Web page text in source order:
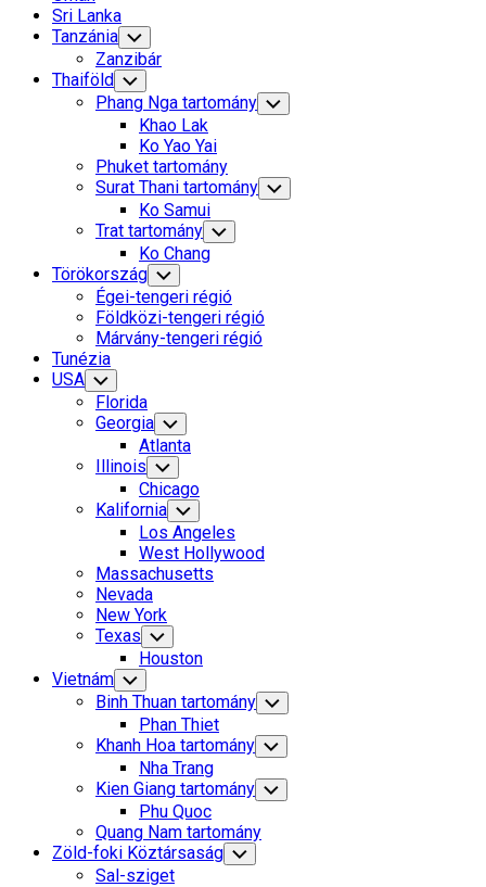
Sri Lanka
Tanzánia Toggle
Child
Menu
Zanzibár
Thaiföld Toggle
Child
Menu
Phang Nga tartomány Toggle
Child
Khao Lak
Ko Yao Yai
Phuket tartomány
Surat Thani tartomány Toggle
Child
Ko Samui
Trat tartomány Toggle
Child
Ko Chang
Törökország Toggle
Child
Menu
Égei-tengeri régió
Földközi-tengeri régió
Márvány-tengeri régió
Tunézia
USA Toggle
Child
Menu
Florida
Georgia Toggle
Child
Menu
Atlanta
Illinois Toggle
Child
Menu
Chicago
Kalifornia Toggle
Child
Menu
Los Angeles
West Hollywood
Massachusetts
Nevada
New York
Texas Toggle
Child
Menu
Houston
Vietnám Toggle
Child
Menu
Binh Thuan tartomány Toggle
Child
Menu
Phan Thiet
Khanh Hoa tartomány Toggle
Child
Menu
Nha Trang
Kien Giang tartomány Toggle
Child
Phu Quoc
Quang Nam tartomány
Zöld-foki Köztársaság Toggle
Child
Sal-sziget